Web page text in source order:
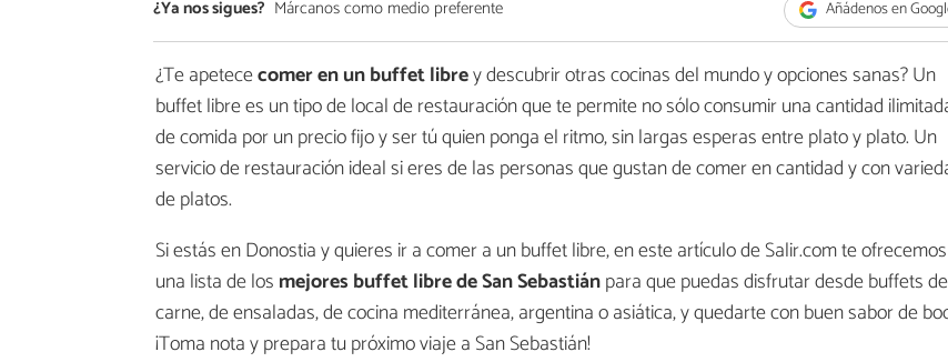
¿Ya nos sigues? Márcanos como medio preferente Añádenos en
¿Te apetececomer en un buffet librey descubrir otras cocinas del mundo y opciones sanas? Un
buffet libre es un tipo de local de restauración que te permite no sólo consumir una cantidad
de comida por un precio fijo y ser tú quien ponga el ritmo, sin largas esperas entre plato y plato. Un
servicio de restauración ideal si eres de las personas que gustan de comer en cantidad y con
de platos.
Si estás en Donostia y quieres ir a comer a un buffet libre, en este artículo de Salir.com te ofrecemos
una lista de los mejores buffet libre de San Sebastiánpara que puedas disfrutar desde buffets de
carne, de ensaladas, de cocina mediterránea, argentina o asiática, y quedarte con buen sabor de
¡Toma nota y prepara tu próximo viaje a San Sebastián!